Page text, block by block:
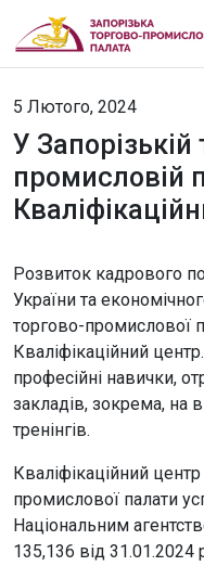
5 Лютого, 2024
У Запорізькій
промисловій
Розвиток кадрового
України та
торгово-промислової
Кваліфікаційний
професійні навички,
закладів, зокрема, на
тренінгів.
Кваліфікаційний
промислової палати
Національним
135,136 від 31.01.2024